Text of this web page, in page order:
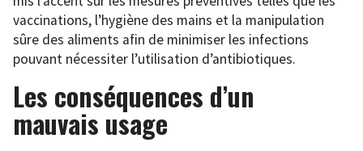
vaccinations, l’hygiène des mains et la manipulation
sûre des aliments afin de minimiser les infections
pouvant nécessiter l’utilisation d’antibiotiques.
Les conséquences d’un
mauvais usage